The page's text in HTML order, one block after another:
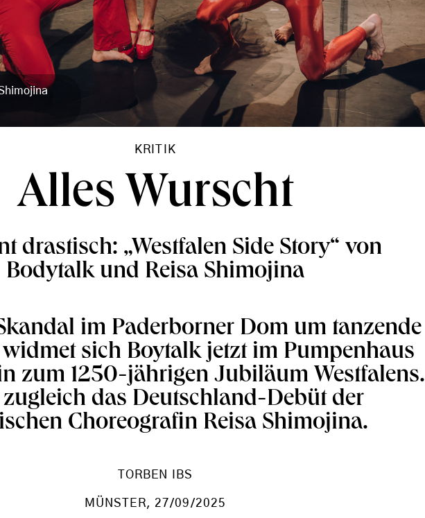
KRITIK
Alles Wurscht
drastisch: „Westfalen Side Story“ von
Bodytalk und Reisa Shimojina
im Paderborner Dom um tanzende
sich Boytalk jetzt im Pumpenhaus
zum 1250-jährigen Jubiläum Westfalens.
zugleich das Deutschland-Debüt der
Choreografin Reisa Shimojina.
TORBEN IBS
MÜNSTER, 27/09/2025